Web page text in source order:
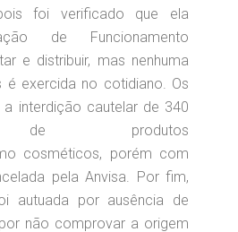
foi verificado que ela
de Funcionamento
e distribuir, mas nenhuma
é exercida no cotidiano. Os
interdição cautelar de 340
de produtos
cosméticos, porém com
pela Anvisa. Por fim,
autuada por ausência de
não comprovar a origem